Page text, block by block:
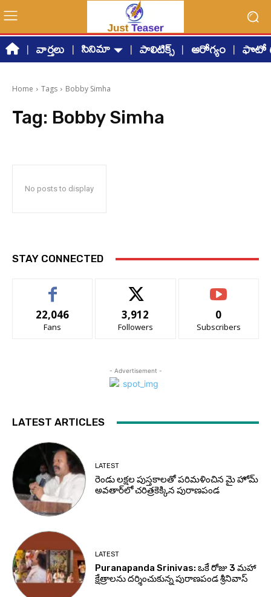
వార్తలు సినిమా పాలిటిక్స్ ఆరోగ్యం ఫొటో
Home Tags Bobby Simha
Tag: Bobby Simha
No posts to display
STAY CONNECTED
22,046
Fans
3,912
Followers
0
Subscribers
- Advertisement -
LATEST ARTICLES
LATEST
రెండు లక్షల పుస్తకాలతో పరిమళించిన మై హోమ్
అవతార్‌లో చరిత్రకెక్కిన పురాణపండ
LATEST
Puranapanda Srinivas: ఒకే రోజు 3 మహా
క్షేత్రాలను దర్శించుకున్న పురాణపండ శ్రీనివాస్